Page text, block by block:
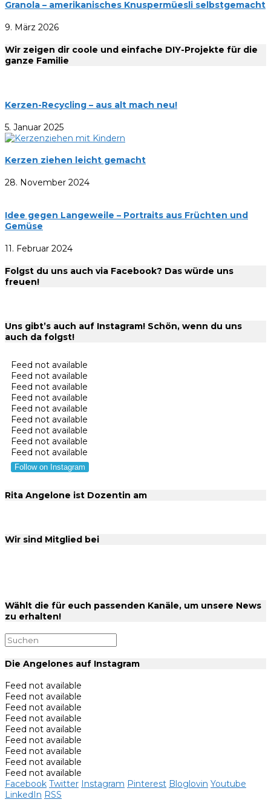
Granola – amerikanisches Knuspermüesli selbstgemacht
9. März 2026
Wir zeigen dir coole und einfache DIY-Projekte für die
ganze Familie
Kerzen-Recycling – aus alt mach neu!
5. Januar 2025
Kerzen ziehen leicht gemacht
28. November 2024
Idee gegen Langeweile – Portraits aus Früchten und
Gemüse
11. Februar 2024
Folgst du uns auch via Facebook? Das würde uns
freuen!
Uns gibt’s auch auf Instagram! Schön, wenn du uns
auch da folgst!
Feed not available
Feed not available
Feed not available
Feed not available
Feed not available
Feed not available
Feed not available
Feed not available
Feed not available
Follow on Instagram
Rita Angelone ist Dozentin am
Wir sind Mitglied bei
Wählt die für euch passenden Kanäle, um unsere News
zu erhalten!
Die Angelones auf Instagram
Feed not available
Feed not available
Feed not available
Feed not available
Feed not available
Feed not available
Feed not available
Feed not available
Feed not available
Facebook Twitter Instagram Pinterest Bloglovin Youtube
LinkedIn RSS